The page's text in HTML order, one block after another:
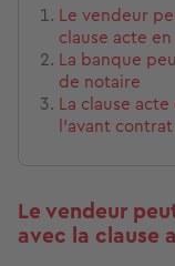
Le vendeur
clause acte
La banque
de notaire
La clause
l’avant contrat
Le vendeur
avec la clause